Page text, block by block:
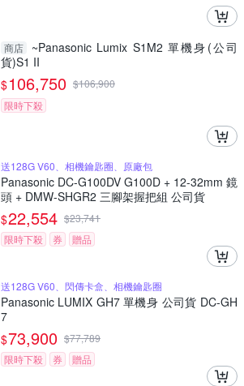
商店
~Panasonic Lumix S1M2 單機身(公司
貨)S1 II
$106,750 $106,900
限時下殺
送128G V60、相機鑰匙圈、原廠包
Panasonic DC-G100DV G100D + 12-32mm 鏡
頭 + DMW-SHGR2 三腳架握把組 公司貨
$22,554 $23,741
限時下殺
券 贈品
送128G V60、閃傳卡盒、相機鑰匙圈
Panasonic LUMIX GH7 單機身 公司貨 DC-GH
7
$73,900 $77,789
限時下殺
券 贈品